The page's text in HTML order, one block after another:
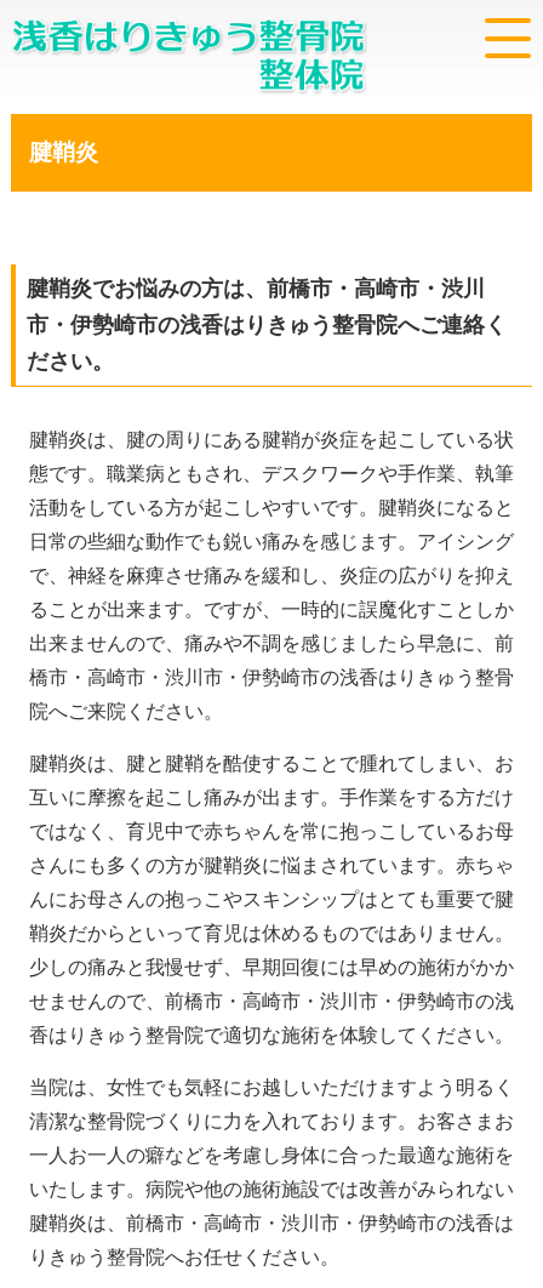
腱鞘炎
腱鞘炎でお悩みの方は、前橋市・高崎市・渋川
市・伊勢崎市の浅香はりきゅう整骨院へご連絡く
ださい。
腱鞘炎は、腱の周りにある腱鞘が炎症を起こしている状
態です。職業病ともされ、デスクワークや手作業、執筆
活動をしている方が起こしやすいです。腱鞘炎になると
日常の些細な動作でも鋭い痛みを感じます。アイシング
で、神経を麻痺させ痛みを緩和し、炎症の広がりを抑え
ることが出来ます。ですが、一時的に誤魔化すことしか
出来ませんので、痛みや不調を感じましたら早急に、前
橋市・高崎市・渋川市・伊勢崎市の浅香はりきゅう整骨
院へご来院ください。
腱鞘炎は、腱と腱鞘を酷使することで腫れてしまい、お
互いに摩擦を起こし痛みが出ます。手作業をする方だけ
ではなく、育児中で赤ちゃんを常に抱っこしているお母
さんにも多くの方が腱鞘炎に悩まされています。赤ちゃ
んにお母さんの抱っこやスキンシップはとても重要で腱
鞘炎だからといって育児は休めるものではありません。
少しの痛みと我慢せず、早期回復には早めの施術がかか
せませんので、前橋市・高崎市・渋川市・伊勢崎市の浅
香はりきゅう整骨院で適切な施術を体験してください。
当院は、女性でも気軽にお越しいただけますよう明るく
清潔な整骨院づくりに力を入れております。お客さまお
一人お一人の癖などを考慮し身体に合った最適な施術を
いたします。病院や他の施術施設では改善がみられない
腱鞘炎は、前橋市・高崎市・渋川市・伊勢崎市の浅香は
りきゅう整骨院へお任せください。